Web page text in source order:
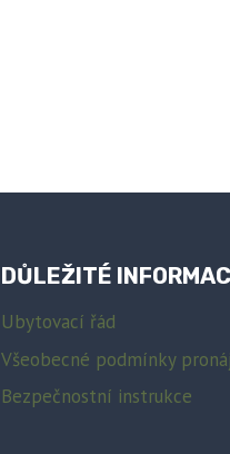
DŮLEŽITÉ
Ubytovací řád
Všeobecné podmínky
Bezpečnostní instrukce